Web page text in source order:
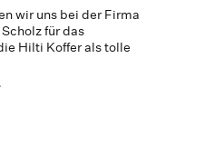
wir uns bei der Firma
für das
Hilti Koffer als tolle